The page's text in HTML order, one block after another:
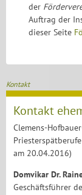
der
Auftrag der
dieser Seite
Kontakt
Kontakt
Clemens-
am 20.04.2016)
Domvikar Dr.
Geschäftsführer